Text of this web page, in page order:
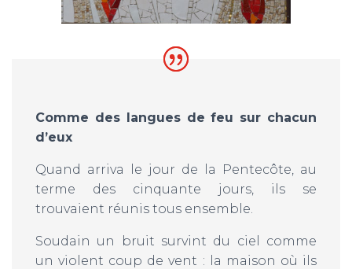
Comme des langues de feu sur chacun
d’eux
Quand arriva le jour de la Pentecôte, au
terme des cinquante jours, ils se
trouvaient réunis tous ensemble.
Soudain un bruit survint du ciel comme
un violent coup de vent : la maison où ils